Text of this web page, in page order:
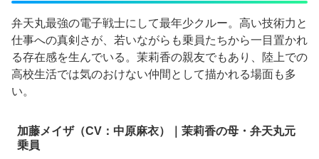
弁天丸最強の電子戦士にして最年少クルー。高い技術力と
仕事への真剣さが、若いながらも乗員たちから一目置かれ
る存在感を生んでいる。茉莉香の親友でもあり、陸上での
高校生活では気のおけない仲間として描かれる場面も多
い。
加藤メイザ（CV：中原麻衣）｜茉莉香の母・弁天丸元
乗員